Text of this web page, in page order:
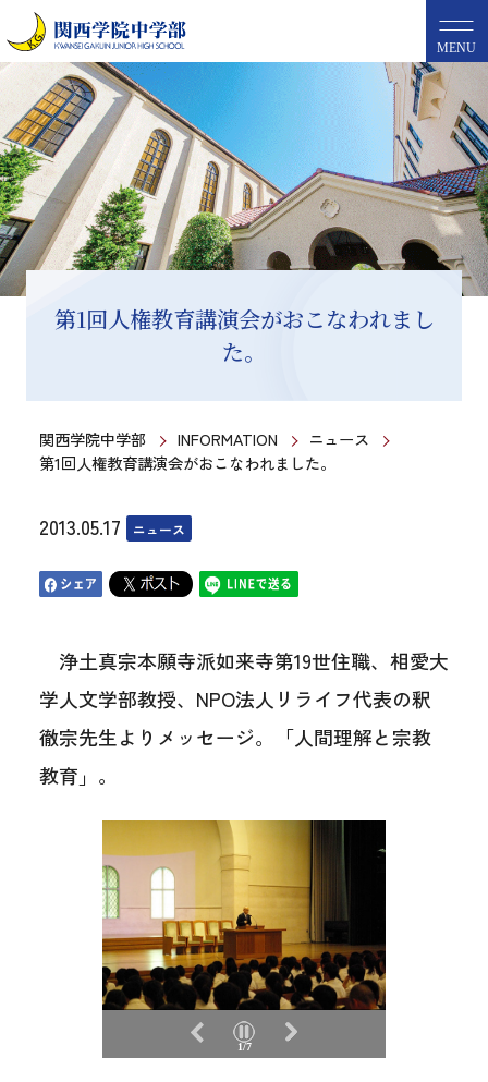
MENU
第1回人権教育講演会がおこなわれまし
た。
関西学院中学部 INFORMATION
ニュース
第1回人権教育講演会がおこなわれました。
2013.05.17 ニュース
浄土真宗本願寺派如来寺第19世住職、相愛大
学人文学部教授、NPO法人リライフ代表の釈
徹宗先生よりメッセージ。「人間理解と宗教
教育」。
1/7